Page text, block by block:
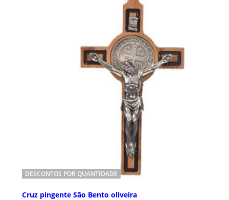
DESCONTOS POR QUANTIDADE
Cruz pingente São Bento oliveira